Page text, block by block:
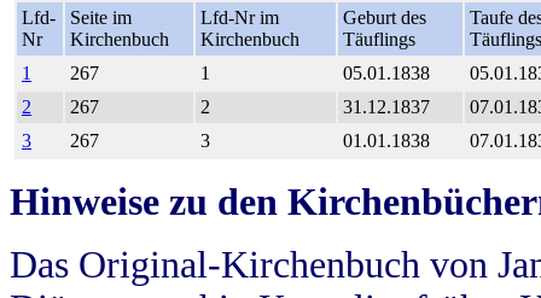
Lfd-
Nr
Seite im
Kirchenbuch
Lfd-Nr im
Kirchenbuch
Geburt des
Täuflings
Taufe
Täuflings
1
267 1 05.01.1838
2
267 2 31.12.1837
3
267 3 01.01.1838
Hinweise zu den
Das Original-Kirchenbuch von